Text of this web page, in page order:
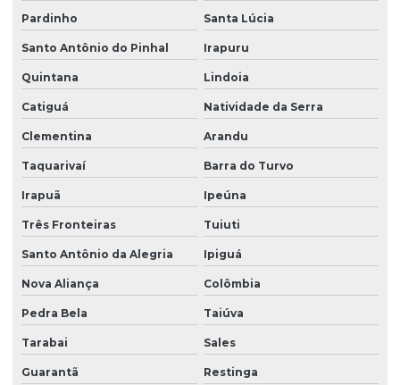
Pardinho Santa Lúcia
Santo Antônio do Pinhal Irapuru
Quintana Lindoia
Catiguá Natividade da Serra
Clementina Arandu
Taquarivaí Barra do Turvo
Irapuã Ipeúna
Três Fronteiras Tuiuti
Santo Antônio da Alegria Ipiguá
Nova Aliança Colômbia
Pedra Bela Taiúva
Tarabai Sales
Guarantã Restinga